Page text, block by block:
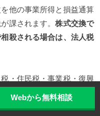
他の事業所得と損益通算
課されます。株式交換で
殺される場合は、法人税
・住民税・事業税・復興
適格株式交換で完全子会
ました。
Webから無料相談